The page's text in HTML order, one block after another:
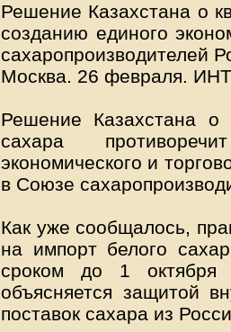
Решение Казахстана о
созданию единого
сахаропроизводителей
Москва. 26 февраля.
Решение Казахстана о
сахара
экономического и
в Союзе
Как уже сообщалось,
на импорт белого
сроком до 1 октября
объясняется защитой
поставок сахара из